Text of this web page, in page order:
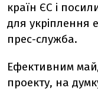
країн ЄС і
для укріплення
прес-служба.
Ефективним
проекту, на